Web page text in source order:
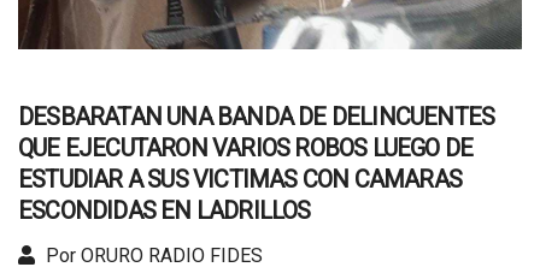
DESBARATAN UNA BANDA DE DELINCUENTES
QUE EJECUTARON VARIOS ROBOS LUEGO DE
ESTUDIAR A SUS VICTIMAS CON CAMARAS
ESCONDIDAS EN LADRILLOS
Por ORURO RADIO FIDES